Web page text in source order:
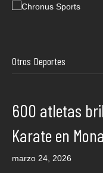
Otros Deportes
600 atletas
Karate en
marzo 24, 2026